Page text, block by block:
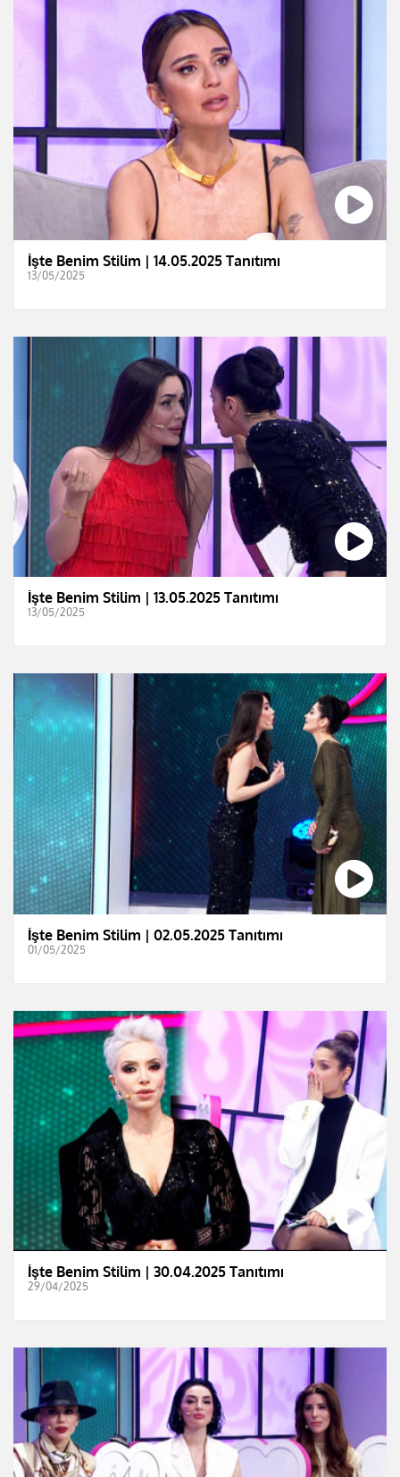
İşte Benim Stilim | 14.05.2025 Tanıtımı
13/05/2025
İşte Benim Stilim | 13.05.2025 Tanıtımı
13/05/2025
İşte Benim Stilim | 02.05.2025 Tanıtımı
01/05/2025
İşte Benim Stilim | 30.04.2025 Tanıtımı
29/04/2025